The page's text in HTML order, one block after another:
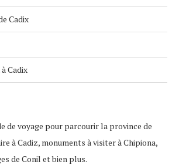
Cadix
Cadix
de voyage pour parcourir la province de
à Cadiz, monuments à visiter à Chipiona,
de Conil et bien plus.